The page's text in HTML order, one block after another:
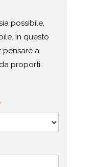
possibile,
In questo
pensare a
proporti.